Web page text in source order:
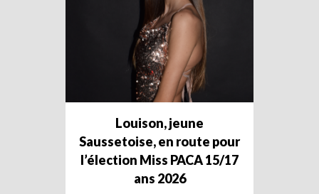
Louison, jeune
Saussetoise, en route pour
l’élection Miss PACA 15/17
ans 2026